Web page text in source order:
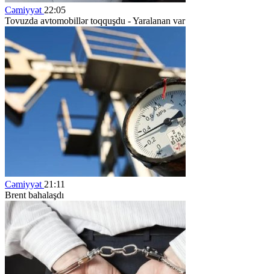
Cəmiyyət 22:05
Tovuzda avtomobillər toqquşdu - Yaralanan var
Cəmiyyət 21:11
Brent bahalaşdı